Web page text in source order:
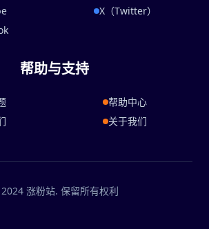
X（Twitter）
帮助与支持
帮助中心
关于我们
涨粉站. 保留所有权利